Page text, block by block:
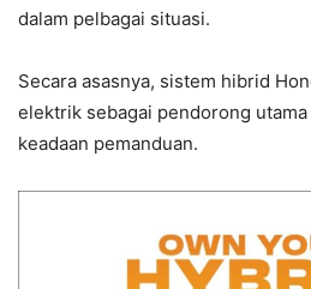
dalam pelbagai situasi.
Secara asasnya, sistem hibrid
elektrik sebagai pendorong utama
keadaan pemanduan.